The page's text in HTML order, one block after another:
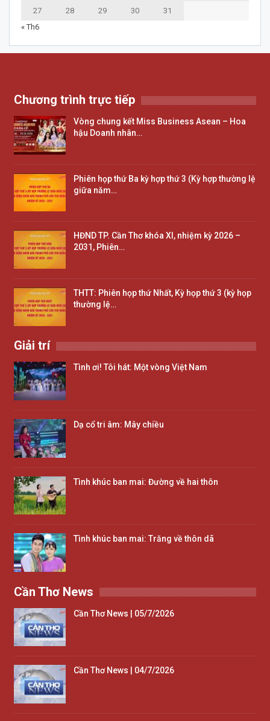
27 28 29 30
31
« Th6
Chương trình trực tiếp
Vòng chung kết Miss Business Asean – Hoa
hậu Doanh nhân…
Phiên họp thứ Ba kỳ hợp thứ 3 (Kỳ hợp thường lệ
giữa năm…
HĐND TP. Cần Thơ khóa XI, nhiệm kỳ 2026 –
2031, Phiên…
THTT: Phiên họp thứ Nhất, Kỳ họp thứ 3 (kỳ họp
thường lệ…
Giải trí
Tình ơi! Tôi hát: Một vòng Việt Nam
Dạ cổ tri âm: Mây chiều
Tình khúc ban mai: Đường về hai thôn
Tình khúc ban mai: Trăng về thôn dã
Cần Thơ News
Cần Thơ News | 05/7/2026
Cần Thơ News | 04/7/2026